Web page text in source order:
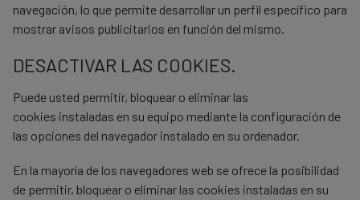
navegación, lo que permite desarrollar un perfil específico para
mostrar avisos publicitarios en función del mismo.
DESACTIVAR LAS COOKIES.
Puede usted permitir, bloquear o eliminar las
cookies instaladas en su equipo mediante la configuración de
las opciones del navegador instalado en su ordenador.
En la mayoría de los navegadores web se ofrece la posibilidad
de permitir, bloquear o eliminar las cookies instaladas en su